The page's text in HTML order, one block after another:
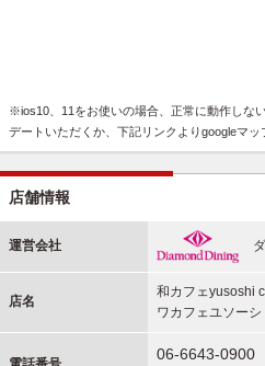
※ios10、11をお使いの場合、正常に動作しな
デートいただくか、下記リンクよりgoogleマッ
店舗情報
運営会社
店名
和カフェyusoshi
ワカフェユソー
06-6643-0900